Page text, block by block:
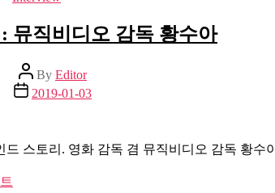
뮤직비디오 감독 황수아
Post
author
By Editor
Post
date
2019-01-03
스토리. 영화 감독 겸 뮤직비디오 감독 황수